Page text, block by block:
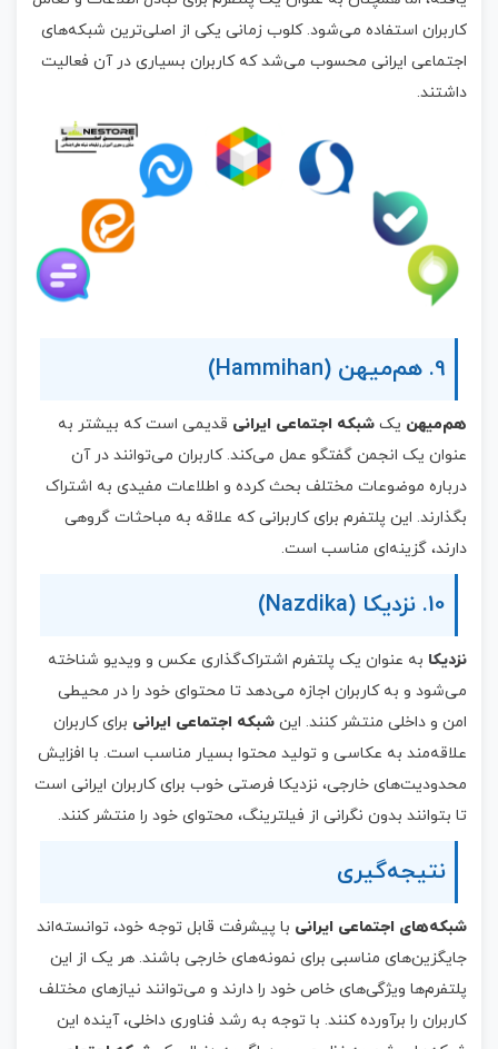
کاربران استفاده می‌شود. کلوب زمانی یکی از اصلی‌ترین شبکه‌های
اجتماعی ایرانی محسوب می‌شد که کاربران بسیاری در آن فعالیت
داشتند.
9. هم‌میهن (Hammihan)
هم‌میهن یک شبکه اجتماعی ایرانی قدیمی است که بیشتر به
عنوان یک انجمن گفتگو عمل می‌کند. کاربران می‌توانند در آن
درباره موضوعات مختلف بحث کرده و اطلاعات مفیدی به اشتراک
بگذارند. این پلتفرم برای کاربرانی که علاقه به مباحثات گروهی
دارند، گزینه‌ای مناسب است.
10. نزدیکا (Nazdika)
نزدیکا به عنوان یک پلتفرم اشتراک‌گذاری عکس و ویدیو شناخته
می‌شود و به کاربران اجازه می‌دهد تا محتوای خود را در محیطی
امن و داخلی منتشر کنند. این شبکه اجتماعی ایرانی برای کاربران
علاقه‌مند به عکاسی و تولید محتوا بسیار مناسب است. با افزایش
محدودیت‌های خارجی، نزدیکا فرصتی خوب برای کاربران ایرانی است
تا بتوانند بدون نگرانی از فیلترینگ، محتوای خود را منتشر کنند.
نتیجه‌گیری
شبکه‌های اجتماعی ایرانی با پیشرفت قابل توجه خود، توانسته‌اند
جایگزین‌های مناسبی برای نمونه‌های خارجی باشند. هر یک از این
پلتفرم‌ها ویژگی‌های خاص خود را دارند و می‌توانند نیازهای مختلف
کاربران را برآورده کنند. با توجه به رشد فناوری داخلی، آینده این